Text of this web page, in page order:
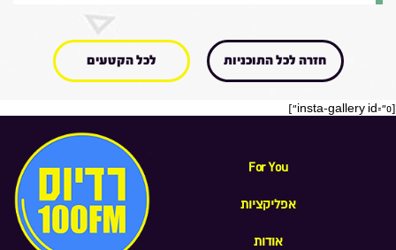
חזרה לכל התוכניות לכל הקטעים
[insta-gallery id="0"]
For You
אפליקציות
אודות